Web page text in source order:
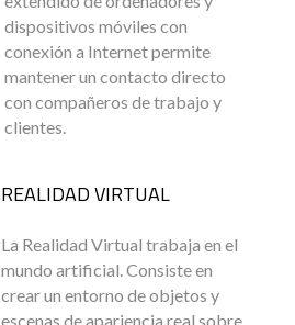
dispositivos móviles con
conexión a Internet permite
mantener un contacto directo
con compañeros de trabajo y
clientes.
REALIDAD VIRTUAL
La Realidad Virtual trabaja en el
mundo artificial. Consiste en
crear un entorno de objetos y
escenas de apariencia real sobre